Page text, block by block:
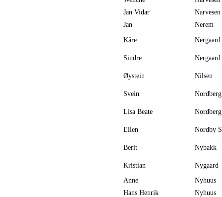
Jan Vidar
Narvesen
Jan
Nerem
Kåre Nergaard
Sindre Nergaard
Øystein Nilsen
Svein Nordberg
Lisa Beate Nordberg
Ellen Nordby
Berit Nybakk
Kristian
Nygaard
Anne
Nyhuus
Hans Henrik
Nyhuus